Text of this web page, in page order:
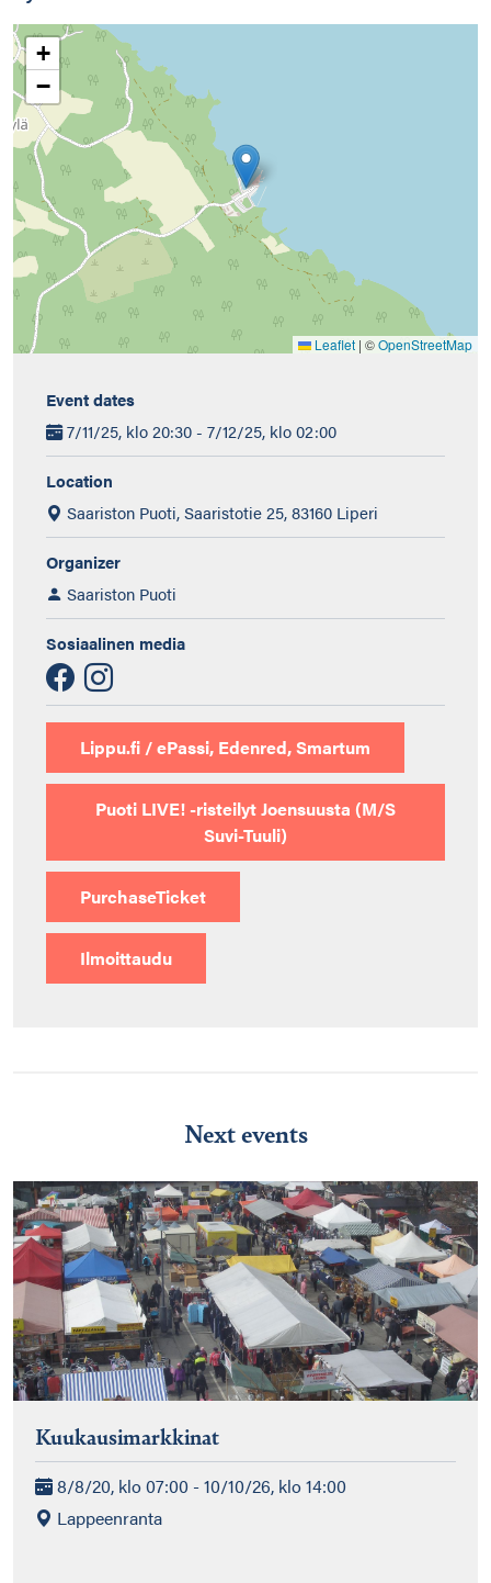
+
−
Leaflet | ©OpenStreetMap
Event dates
7/11/25, klo 20:30 - 7/12/25, klo 02:00
Location
Saariston Puoti, Saaristotie 25, 83160 Liperi
Organizer
Saariston Puoti
Sosiaalinen media
Lippu.fi / ePassi, Edenred, Smartum
Puoti LIVE! -risteilyt Joensuusta (M/S
Suvi-Tuuli)
PurchaseTicket
Ilmoittaudu
Next events
Kuukausimarkkinat
8/8/20, klo 07:00 - 10/10/26, klo 14:00
Lappeenranta